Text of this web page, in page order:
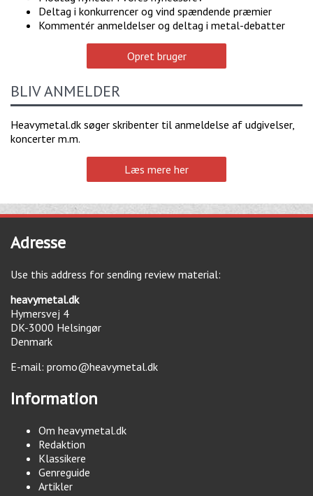
Deltag i konkurrencer og vind spændende præmier
Kommentér anmeldelser og deltag i metal-debatter
Opret bruger
BLIV ANMELDER
Heavymetal.dk søger skribenter til anmeldelse af udgivelser,
koncerter m.m.
Læs mere her
Adresse
Use this address for sending review material:
heavymetal.dk
Hymersvej 4
DK-3000 Helsingør
Denmark
E-mail: promo@heavymetal.dk
Information
Om heavymetal.dk
Redaktion
Klassikere
Genreguide
Artikler